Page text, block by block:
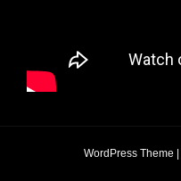
WordPress Theme |